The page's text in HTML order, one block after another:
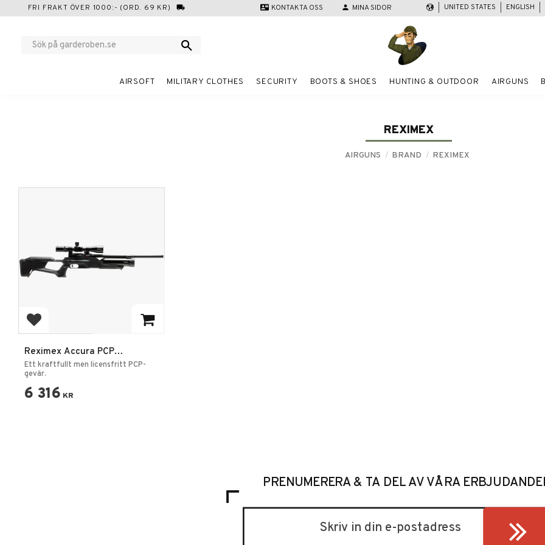
FRI FRAKT ÖVER 1000:- (ORD. 69 KR) local_shipping contact_mail KONTAKTA OSS person MINA SIDOR UNITED STATES ENGLISH
AIRSOFT MILITARY CLOTHES SECURITY BOOTS & SHOES HUNTING & OUTDOOR AIRGUNS
REXIMEX
AIRGUNS BRAND REXIMEX
Add to favorites
Reximex Accura PCP
Luftgevär
Ett kraftfullt men licensfritt PCP-
gevär.
6 316 KR
PRENUMERERA & TA DEL AV VÅRA